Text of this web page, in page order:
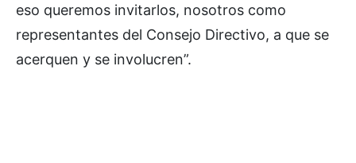
eso queremos invitarlos, nosotros como
representantes del Consejo Directivo, a que se
acerquen y se involucren”.